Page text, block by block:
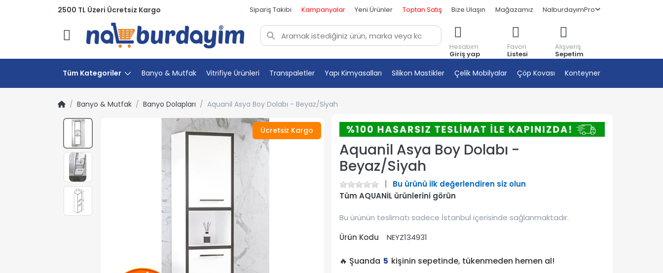
2500 TL Üzeri Ücretsiz Kargo Sipariş Takibi Kampanyalar Yeni Ürünler Toptan Satış Bize Ulaşın Mağazamız NalburdayımPro
Menü
Hesabım
Giriş yap
Favori
Listesi
Alışveriş
Sepetim
Tüm Kategoriler Banyo & Mutfak Vitrifiye Ürünleri Transpaletler Yapı Kimyasalları Silikon Mastikler Çelik Mobilyalar Çöp Kovası Konteyner
Banyo & Mutfak Banyo Dolapları Aquanil Asya Boy Dolabı - Beyaz/Siyah
Ücretsiz Kargo
Aquanil Asya Boy Dolabı -
Beyaz/Siyah
Bu ürünü ilk değerlendiren siz olun
Tüm AQUANİL ürünlerini görün
Bu ürünün teslimatı sadece İstanbul içerisinde sağlanmaktadır.
Ürün Kodu
NEYZ134931
🔥 Şuanda 5 kişinin sepetinde, tükenmeden hemen al!